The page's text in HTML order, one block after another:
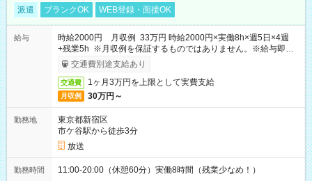
派遣 ブランクOK WEB登録・面接OK
給与
時給2000円 月収例 33万円 時給2000円×実働8h×週5日×4週
+残業5h ※月収例を保証するものではありません。※給与即受
取りサービス利用可（利用条件有）
交通費別途支給あり
交通費 1ヶ月3万円を上限として実費支給
月収例 30万円～
勤務地
東京都新宿区
市ケ谷駅から徒歩3分
放送
勤務時間 11:00-20:00（休憩60分）実働8時間（残業少なめ！）